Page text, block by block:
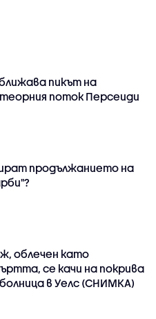
пикът на
поток Персеиди
продължанието на
облечен като
се качи на покрива
в Уелс (СНИМКА)